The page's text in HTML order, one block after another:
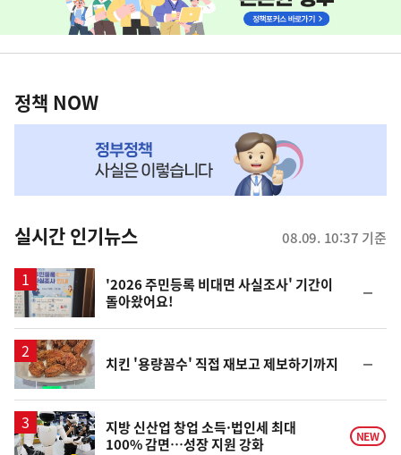
배
너
역책
NOW,
뉴
스
정책 NOW
실시간 인기뉴스 08.09. 10:37 기준
'2026 주민등록 비대면 사실조사' 기간이
돌아왔어요!
일
치킨 '용량꼼수' 직접 재보고 제보하기까지
일
지방 신산업 창업 소득·법인세 최대
100% 감면…성장 지원 강화
NEW